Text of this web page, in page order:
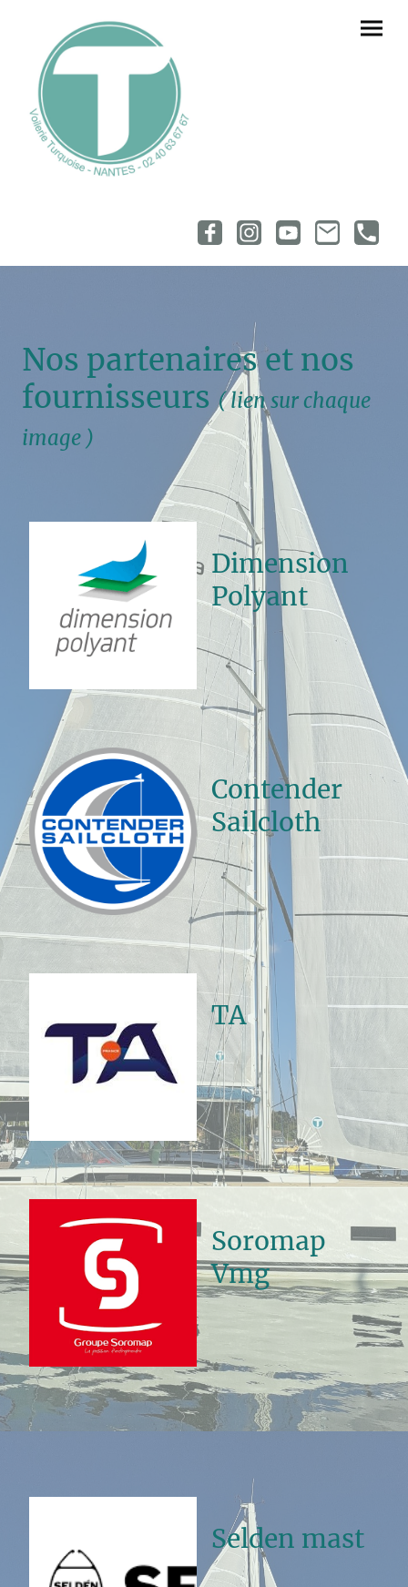
Nos partenaires et nos
fournisseurs ( lien sur chaque
image )
Dimension
Polyant
Contender
Sailcloth
TA
Soromap
Vmg
Selden mast